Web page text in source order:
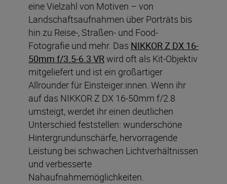
eine Vielzahl von Motiven – von
Landschaftsaufnahmen über Porträts bis
hin zu Reise-, Straßen- und Food-
Fotografie und mehr. Das NIKKOR Z DX 16-
50mm f/3.5-6.3 VRwird oft als Kit-Objektiv
mitgeliefert und ist ein großartiger
Allrounder für Einsteiger:innen. Wenn ihr
auf das NIKKOR Z DX 16-50mm f/2.8
umsteigt, werdet ihr einen deutlichen
Unterschied feststellen: wunderschöne
Hintergrundunschärfe, hervorragende
Leistung bei schwachen Lichtverhältnissen
und verbesserte
Nahaufnahmemöglichkeiten.